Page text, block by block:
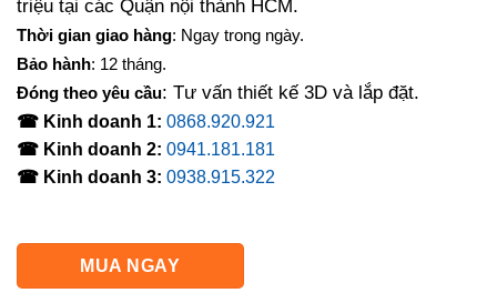
triệu tại các Quận nội thành HCM.
Thời gian giao hàng: Ngay trong ngày.
Bảo hành: 12 tháng.
Đóng theo yêu cầu: Tư vấn thiết kế 3D và lắp đặt.
☎ Kinh doanh 1: 0868.920.921
☎ Kinh doanh 2: 0941.181.181
☎ Kinh doanh 3: 0938.915.322
MUA NGAY